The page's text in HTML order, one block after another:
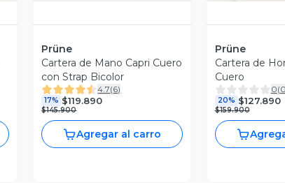
Prüne
Cartera de Mano Capri Cuero
con Strap Bicolor
4.7(6)
17% $119.890
$145.900
Agregar al carro
Prüne
Cartera de
Cuero
0(0
20% $127.890
$159.900